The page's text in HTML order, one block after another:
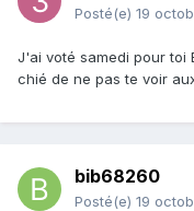
Posté(e) 19
J'ai voté samedi pour toi
chié de ne pas te voir
bib68260
Posté(e) 19